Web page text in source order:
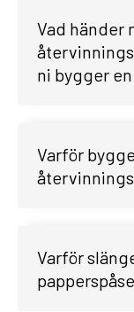
Vad händer
ni bygger en
Varför
Varför